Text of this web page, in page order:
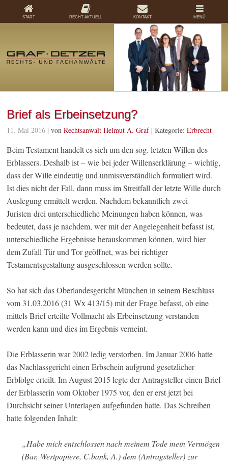
Brief als Erbeinsetzung?
11. Mai 2016 | vonRechtsanwalt Helmut A. Graf| Kategorie:Erbrecht
Beim Testament handelt es sich um den sog. letzten Willen des
Erblassers. Deshalb ist – wie bei jeder Willenserklärung – wichtig,
dass der Wille eindeutig und unmissverständlich formuliert wird.
Ist dies nicht der Fall, dann muss im Streitfall der letzte Wille durch
Auslegung ermittelt werden. Nachdem bekanntlich zwei
Juristen drei unterschiedliche Meinungen haben können, was
bedeutet, dass je nachdem, wer mit der Angelegenheit befasst ist,
unterschiedliche Ergebnisse herauskommen können, wird hier
dem Zufall Tür und Tor geöffnet, was bei richtiger
Testamentsgestaltung ausgeschlossen werden sollte.
So hat sich das Oberlandesgericht München in seinem Beschluss
vom 31.03.2016 (31 Wx 413/15) mit der Frage befasst, ob eine
mittels Brief erteilte Vollmacht als Erbeinsetzung verstanden
werden kann und dies im Ergebnis verneint.
Die Erblasserin war 2002 ledig verstorben. Im Januar 2006 hatte
das Nachlassgericht einen Erbschein aufgrund gesetzlicher
Erbfolge erteilt. Im August 2015 legte der Antragsteller einen Brief
der Erblasserin vom Oktober 1975 vor, den er erst jetzt bei
Durchsicht seiner Unterlagen aufgefunden hatte. Das Schreiben
hatte folgenden Inhalt:
„Habe mich entschlossen nach meinem Tode mein Vermögen
(Bar, Wertpapiere, C.bank, A.) dem (Antragsteller) zur
START RECHT AKTUELL KONTAKT MENÜ